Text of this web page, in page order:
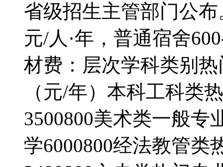
省级招生主管部门公
元/人·年，普通宿舍
材费：层次学科类别
（元/年）本科工科类
3500800美术类一般专
学6000800经法教管类